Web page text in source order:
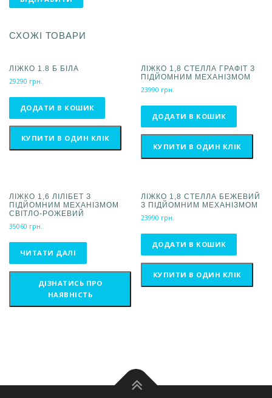
СХОЖІ ТОВАРИ
ЛІЖКО 1.8 Б БІЛА
29290 грн.
ДОДАТИ В КОШИК
КУПИТИ В ОДИН КЛІК
ЛІЖКО 1,8 СТЕЛЛА ГРАФІТ З
ПІДЙОМНИМ МЕХАНІЗМОМ
23990 грн.
ДОДАТИ В КОШИК
КУПИТИ В ОДИН КЛІК
ЛІЖКО 1,6 ЛІЛІБЕТ З
ПІДЙОМНИМ МЕХАНІЗМОМ
СВІТЛО-РОЖЕВИЙ
35060 грн.
ЧИТАТИ ДАЛІ
ДІЗНАТИСЬ ПРО
НАЯВНІСТЬ
ЛІЖКО 1,8 СТЕЛЛА БЕЖЕВИЙ
З ПІДЙОМНИМ МЕХАНІЗМОМ
23990 грн.
ДОДАТИ В КОШИК
КУПИТИ В ОДИН КЛІК